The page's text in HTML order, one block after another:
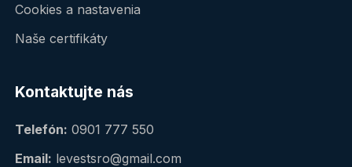
Cookies a nastavenia
Naše certifikáty
Kontaktujte nás
Telefón: 0901 777 550
Email: levestsro@gmail.com